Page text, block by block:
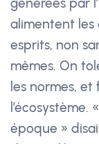
générées par
alimentent les
esprits, non
mêmes. On
les normes,
époque »